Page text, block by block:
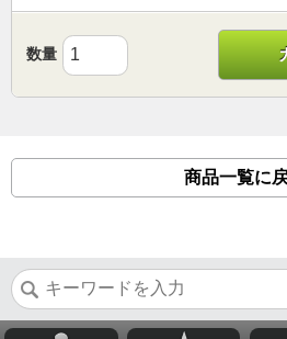
数量
商品一覧に